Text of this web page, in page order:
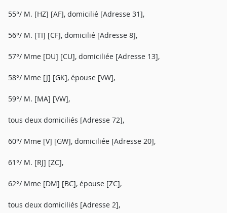
55°/ M. [HZ] [AF], domicilié [Adresse 31],
56°/ M. [TI] [CF], domicilié [Adresse 8],
57°/ Mme [DU] [CU], domiciliée [Adresse 13],
58°/ Mme [J] [GK], épouse [VW],
59°/ M. [MA] [VW],
tous deux domiciliés [Adresse 72],
60°/ Mme [V] [GW], domiciliée [Adresse 20],
61°/ M. [RJ] [ZC],
62°/ Mme [DM] [BC], épouse [ZC],
tous deux domiciliés [Adresse 2],